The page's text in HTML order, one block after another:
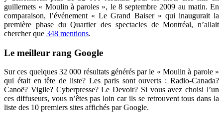
guillemets « Moulin à paroles », le 8 septembre 2009 au matin. En
comparaison, l’événement « Le Grand Baiser » qui inaugurait la
première phase du Quartier des spectacles de Montréal, n’allait
chercher que 348 mentions.
Le meilleur rang Google
Sur ces quelques 32 000 résultats générés par le « Moulin à parole »
qui était en tête de liste? Les paris sont ouverts : Radio-Canada?
Canoë? Vigile? Cyberpresse? Le Devoir? Si vous avez choisi l’un
ces diffuseurs, vous n’êtes pas loin car ils se retrouvent tous dans la
liste des 10 premiers sites affichés par Google.